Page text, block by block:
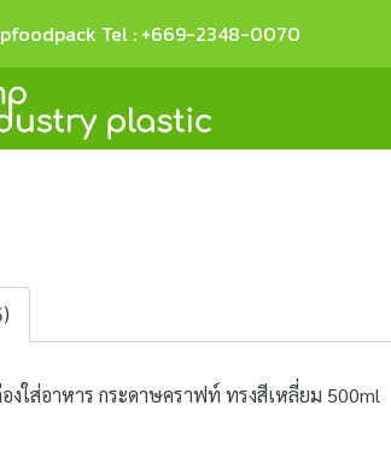
Tel : +669-2348-0070
งใส่อาหาร กระดาษคราฟท์ ทรงสีเหลี่ยม 500ml